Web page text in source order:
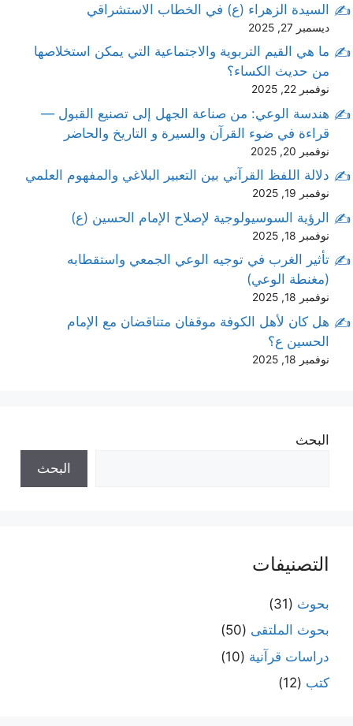
السيدة الزهراء (ع) في الخطاب الاستشراقي
ديسمبر 27, 2025
ما هي القيم التربوية والاجتماعية التي يمكن استخلاصها
من حديث الكساء؟
نوفمبر 22, 2025
هندسة الوعي: من صناعة الجهل إلى تصنيع القبول —
قراءة في ضوء القرآن والسيرة و التاريخ والحاضر
نوفمبر 20, 2025
دلالة اللفظ القرآني بين التعبير البلاغي والمفهوم العلمي
نوفمبر 19, 2025
الرؤية السوسيولوجية لإصلاح الإمام الحسين (ع)
نوفمبر 18, 2025
تأثير الغرب في توجيه الوعي الجمعي واستقطابه
(مغنطة الوعي)
نوفمبر 18, 2025
هل كان لأهل الكوفة موقفان متناقضان مع الإمام
الحسين ع؟
نوفمبر 18, 2025
البحث
البحث
التصنيفات
بحوث (31)
بحوث الملتقى (50)
دراسات قرآنية (10)
كتب (12)